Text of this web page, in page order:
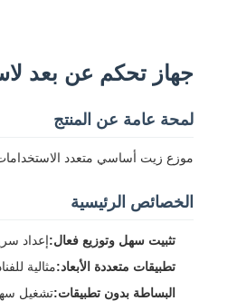
جهاز تحكم عن بعد
لمحة عامة عن المنتج
موزع زيت أساسي متعدد
الخصائص الرئيسية
تثبيت سهل وتوزيع فعال:إعداد
تطبيقات متعددة الأبعاد:مثالية
البساطة بدون تطبيقات:تشغيل